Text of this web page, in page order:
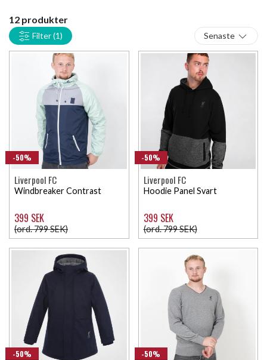
12 produkter
Filter(1) Senaste
-50%
Liverpool FC
Windbreaker Contrast
399 SEK
(ord. 799 SEK)
-50%
Liverpool FC
Hoodie Panel Svart
399 SEK
(ord. 799 SEK)
-50% -50%